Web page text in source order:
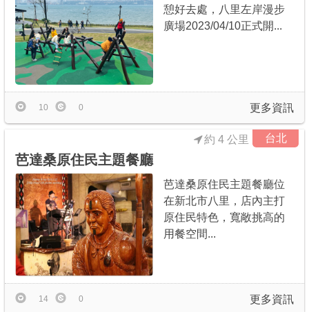
APP下載
憩好去處，八里左岸漫步
廣場2023/04/10正式開...
更多資訊
10 0
台北
約 4 公里
芭達桑原住民主題餐廳
芭達桑原住民主題餐廳位
在新北市八里，店內主打
原住民特色，寬敞挑高的
用餐空間...
更多資訊
14 0